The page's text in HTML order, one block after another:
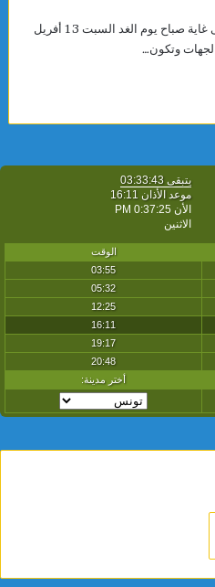
يتواصل خلال هذا اليوم الجمعة وإلى غاية صباح يوم الغد السبت 13 أفريل